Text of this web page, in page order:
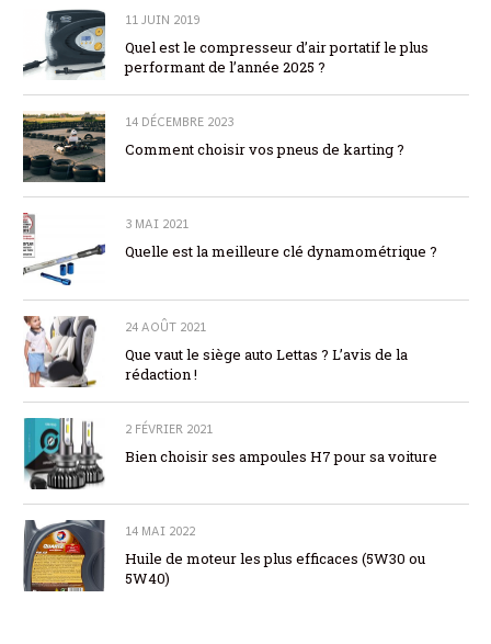
11 JUIN 2019
Quel est le compresseur d’air portatif le plus
performant de l’année 2025 ?
14 DÉCEMBRE 2023
Comment choisir vos pneus de karting ?
3 MAI 2021
Quelle est la meilleure clé dynamométrique ?
24 AOÛT 2021
Que vaut le siège auto Lettas ? L’avis de la
rédaction !
2 FÉVRIER 2021
Bien choisir ses ampoules H7 pour sa voiture
14 MAI 2022
Huile de moteur les plus efficaces (5W30 ou
5W40)